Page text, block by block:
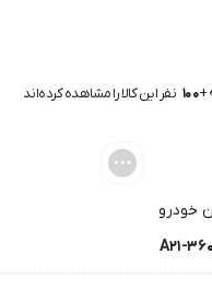
👁️
100 نفر این کالا را مشاهده کرده‌اند
خودرو